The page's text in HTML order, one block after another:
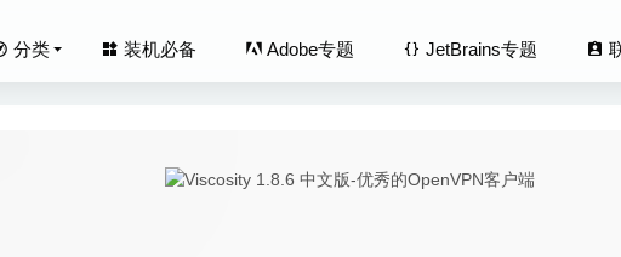
分类 装机必备 Adobe专题 JetBrains专题